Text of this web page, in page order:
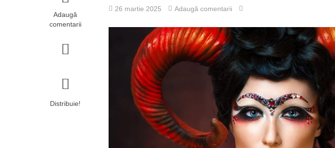
Adaugă
comentarii
Distribuie!
26 martie 2025 Adaugă comentarii